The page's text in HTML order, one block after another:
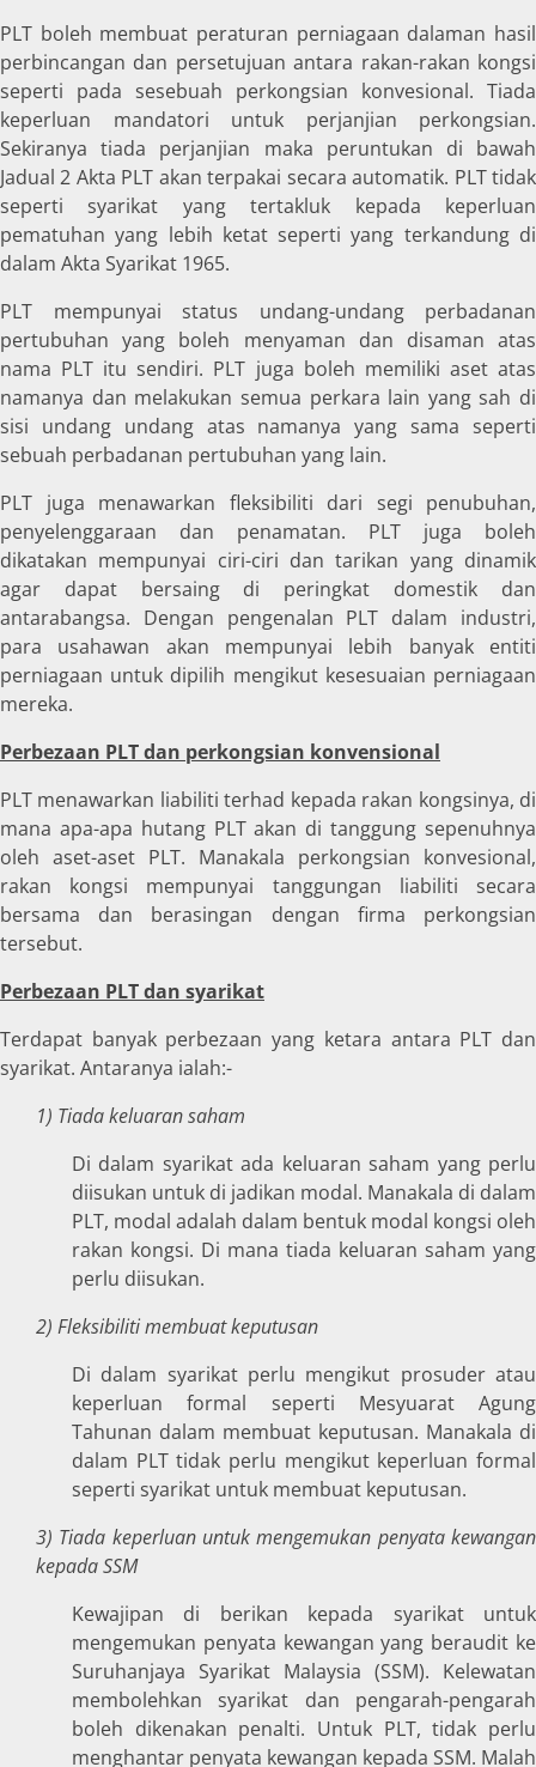
PLT boleh membuat peraturan perniagaan dalaman hasil
perbincangan dan persetujuan antara rakan-rakan kongsi
seperti pada sesebuah perkongsian konvesional. Tiada
keperluan mandatori untuk perjanjian perkongsian.
Sekiranya tiada perjanjian maka peruntukan di bawah
Jadual 2 Akta PLT akan terpakai secara automatik. PLT tidak
seperti syarikat yang tertakluk kepada keperluan
pematuhan yang lebih ketat seperti yang terkandung di
dalam Akta Syarikat 1965.
PLT mempunyai status undang-undang perbadanan
pertubuhan yang boleh menyaman dan disaman atas
nama PLT itu sendiri. PLT juga boleh memiliki aset atas
namanya dan melakukan semua perkara lain yang sah di
sisi undang undang atas namanya yang sama seperti
sebuah perbadanan pertubuhan yang lain.
PLT juga menawarkan fleksibiliti dari segi penubuhan,
penyelenggaraan dan penamatan. PLT juga boleh
dikatakan mempunyai ciri-ciri dan tarikan yang dinamik
agar dapat bersaing di peringkat domestik dan
antarabangsa. Dengan pengenalan PLT dalam industri,
para usahawan akan mempunyai lebih banyak entiti
perniagaan untuk dipilih mengikut kesesuaian perniagaan
mereka.
Perbezaan PLT dan perkongsian konvensional
PLT menawarkan liabiliti terhad kepada rakan kongsinya, di
mana apa-apa hutang PLT akan di tanggung sepenuhnya
oleh aset-aset PLT. Manakala perkongsian konvesional,
rakan kongsi mempunyai tanggungan liabiliti secara
bersama dan berasingan dengan firma perkongsian
tersebut.
Perbezaan PLT dan syarikat
Terdapat banyak perbezaan yang ketara antara PLT dan
syarikat. Antaranya ialah:-
1) Tiada keluaran saham
Di dalam syarikat ada keluaran saham yang perlu
diisukan untuk di jadikan modal. Manakala di dalam
PLT, modal adalah dalam bentuk modal kongsi oleh
rakan kongsi. Di mana tiada keluaran saham yang
perlu diisukan.
2) Fleksibiliti membuat keputusan
Di dalam syarikat perlu mengikut prosuder atau
keperluan formal seperti Mesyuarat Agung
Tahunan dalam membuat keputusan. Manakala di
dalam PLT tidak perlu mengikut keperluan formal
seperti syarikat untuk membuat keputusan.
3) Tiada keperluan untuk mengemukan penyata kewangan
kepada SSM
Kewajipan di berikan kepada syarikat untuk
mengemukan penyata kewangan yang beraudit ke
Suruhanjaya Syarikat Malaysia (SSM). Kelewatan
membolehkan syarikat dan pengarah-pengarah
boleh dikenakan penalti. Untuk PLT, tidak perlu
menghantar penyata kewangan kepada SSM. Malah